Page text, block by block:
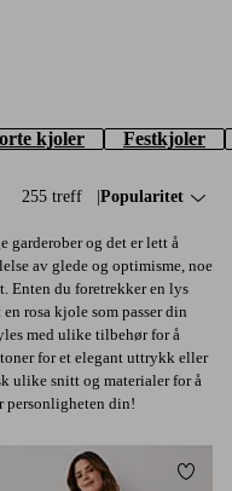
kjoler Festkjoler
255 treff Sorter på:
Popularitet
garderober og det er lett å
av glede og optimisme, noe
Enten du foretrekker en lys
rosa kjole som passer din
med ulike tilbehør for å
for et elegant uttrykk eller
ulike snitt og materialer for å
personligheten din!